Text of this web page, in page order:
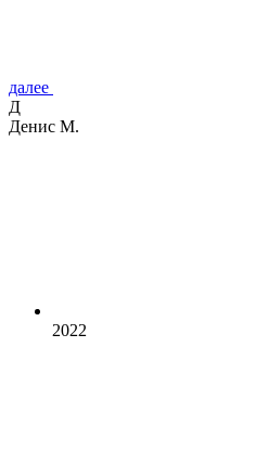
далее
Д
Денис М.
2022